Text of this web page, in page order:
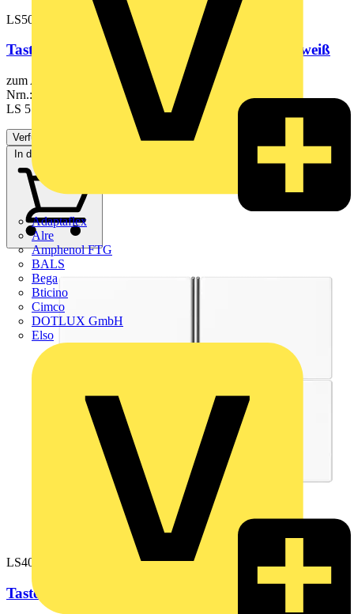
Adaptaflex
Alre
Amphenol FTG
BALS
Bega
Bticino
Cimco
DOTLUX GmbH
Elso
LS502TSAWW
Tastensatz, F50, Thermoplast, Serie LS, alpinweiß
zum Aufklipsen auf F 50-Module 2fach der Serie LS Art.-
Nrn.: LS 5072 TSM, LS 5292 1ST, LS 5092 TSEM,
LS 5178 TSM,...
Verfügbar: 2 Händler
In den Warenkorb
LS404TSAWW
Tastensatz, F40, Thermoplast, Serie LS, alpinweiß